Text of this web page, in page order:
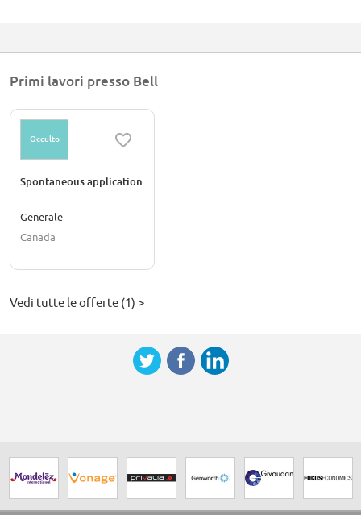
Primi lavori presso Bell
Occulto
Spontaneous application
Generale
Canada
Vedi tutte le offerte (1) >